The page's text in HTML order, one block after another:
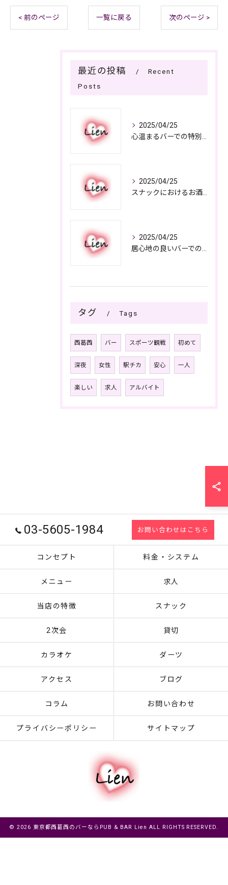
< 前のページ 一覧に戻る 次のページ >
最近の投稿
Recent
Posts
2025/04/25
2025/04/25
2025/04/25
タグ Tags
西葛西 バー スポーツ観戦 初めて
深夜 女性 駅チカ 安心 一人
楽しい 求人 アルバイト
03-5605-1984 お問い合わせはこちら
コンセプト 料金・システム
メニュー 求人
当店の特徴 スナック
2次会 貸切
カラオケ ダーツ
アクセス ブログ
コラム お問い合わせ
プライバシーポリシー サイトマップ
© 2026 東京都西葛西のバーならPUB & BAR Lien ALL RIGHTS RESERVED.